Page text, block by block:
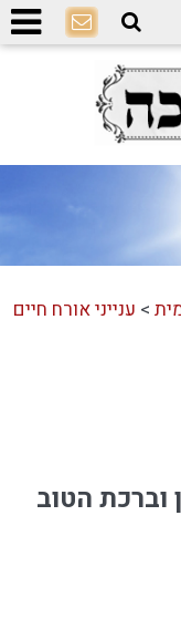
> ענייני אורח חיים
וברכת הטוב